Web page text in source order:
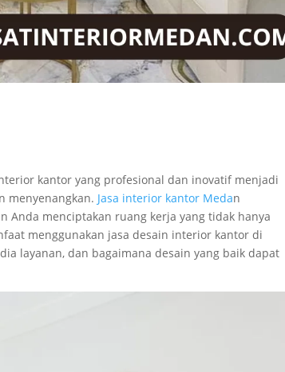
kantor yang profesional dan inovatif menjadi
menyenangkan. Jasa interior kantor Medan
Anda menciptakan ruang kerja yang tidak hanya
menggunakan jasa desain interior kantor di
layanan, dan bagaimana desain yang baik dapat